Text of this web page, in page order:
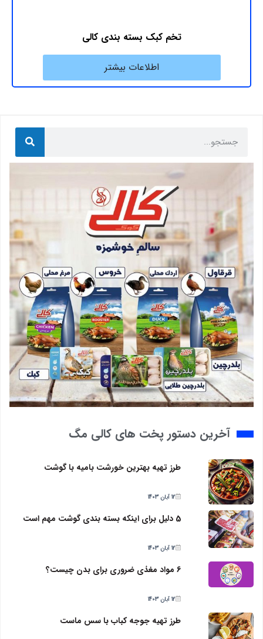
تخم کبک بسته بندی کالی
اطلاعات بیشتر
آخرین دستور پخت های کالی مگ
طرز تهیه بهترین خورشت بامیه با گوشت
12 آبان 1403
5 دلیل برای اینکه بسته بندی گوشت مهم است
12 آبان 1403
6 مواد مغذی ضروری برای بدن چیست؟
12 آبان 1403
طرز تهیه جوجه کباب با سس ماست